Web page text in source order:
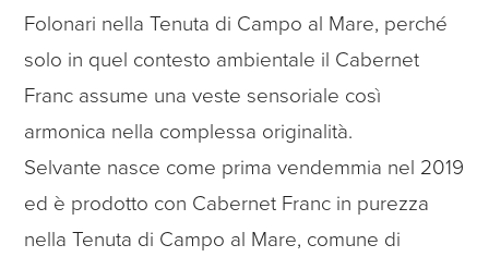
Folonari nella Tenuta di Campo al Mare, perché
solo in quel contesto ambientale il Cabernet
Franc assume una veste sensoriale così
armonica nella complessa originalità.
Selvante nasce come prima vendemmia nel 2019
ed è prodotto con Cabernet Franc in purezza
nella Tenuta di Campo al Mare, comune di